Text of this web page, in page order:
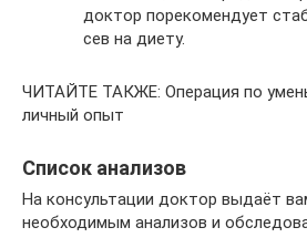
доктор порекомендует
сев на диету.
ЧИТАЙТЕ ТАКЖЕ: Операция по
личный опыт
Список анализов
На консультации доктор выдаёт
необходимым анализов и